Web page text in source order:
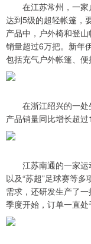
在江苏常州，一家
达到5级的超轻帐篷，
产品中，户外椅和登
销量超过6万把。新年
包括充气户外帐篷、便
在浙江绍兴的一处
产品销量同比增长超过
江苏南通的一家运
以及“苏超”足球赛等
需求，还研发生产了
季度开始，订单一直处